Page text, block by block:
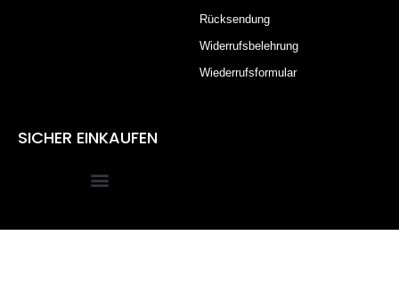
Rücksendung
Widerrufsbelehrung
Wiederrufsformular
SICHER EINKAUFEN